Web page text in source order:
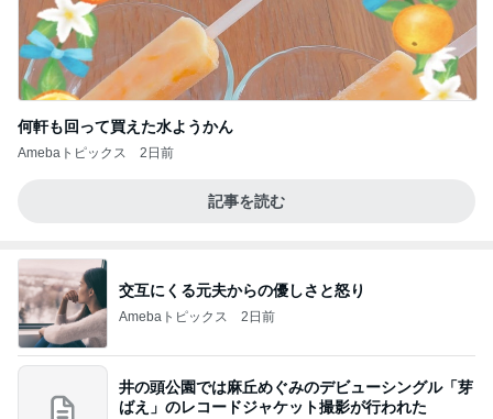
何軒も回って買えた水ようかん
Amebaトピックス 2日前
記事を読む
交互にくる元夫からの優しさと怒り
Amebaトピックス 2日前
井の頭公園では麻丘めぐみのデビューシングル「芽
ばえ」のレコードジャケット撮影が行われた